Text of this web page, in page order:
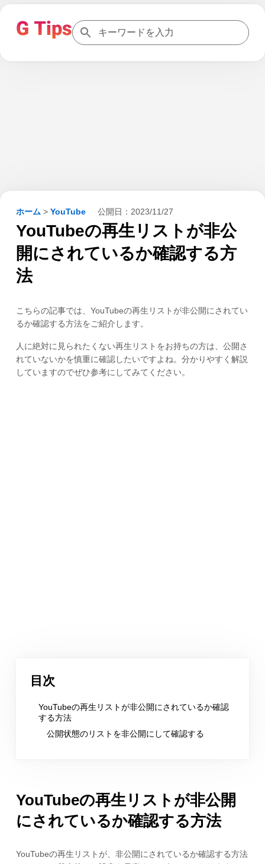
ホーム > YouTube 公開日： 2023/11/27
YouTubeの再生リストが非公
開にされているか確認する方
法
こちらの記事では、YouTubeの再生リストが非公開にされてい
るか確認する方法をご紹介します。
人に絶対に見られたくない再生リストをお持ちの方は、公開さ
れていないかを慎重に確認したいですよね。分かりやすく解説
していますのでぜひ参考にしてみてください。
目次
YouTubeの再生リストが非公開にされているか確認
する方法
公開状態のリストを非公開にして確認する
YouTubeの再生リストが非公開
にされているか確認する方法
YouTubeの再生リストが、非公開にされているか確認する方法